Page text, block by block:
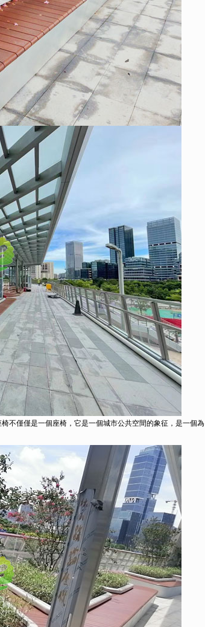
僅僅是一個座椅，它是一個城市公共空間的象征，是一個為